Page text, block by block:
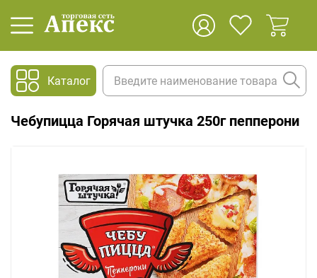
Каталог
Чебупицца Горячая штучка 250г пепперони